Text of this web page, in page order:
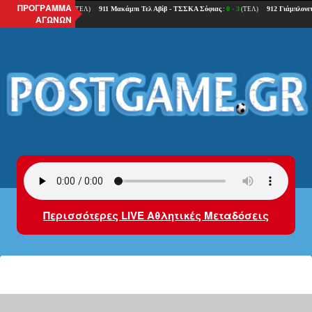
ΠΡΟΓΡΑΜΜΑ
ΑΓΩΝΩΝ
Περισσότερες LIVE Αθλητικές Μεταδόσεις